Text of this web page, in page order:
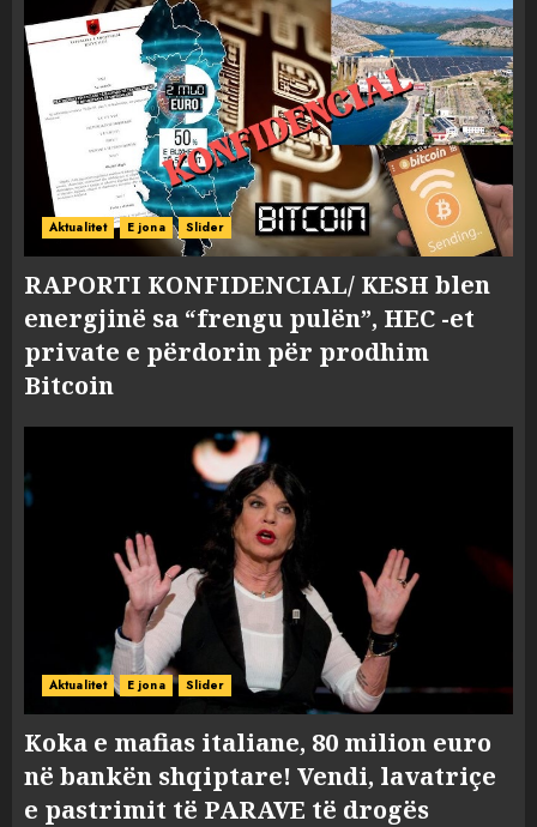
Aktualitet E jona Slider
RAPORTI KONFIDENCIAL/ KESH blen
energjinë sa “frengu pulën”, HEC -et
private e përdorin për prodhim
Bitcoin
Aktualitet E jona Slider
Koka e mafias italiane, 80 milion euro
në bankën shqiptare! Vendi, lavatriçe
e pastrimit të PARAVE të drogës